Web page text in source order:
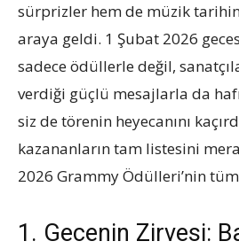
sürprizler hem de müzik
araya geldi. 1 Şubat 2026
sadece ödüllerle değil,
verdiği güçlü mesajlarla da
siz de törenin heyecanını
kazananların tam listesini
2026 Grammy Ödülleri’nin
1. Gecenin Zirvesi: